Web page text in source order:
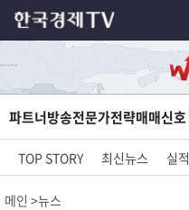
파트너방송전문가전략매매신호
TOP STORY 최신뉴스 실적
메인 뉴스